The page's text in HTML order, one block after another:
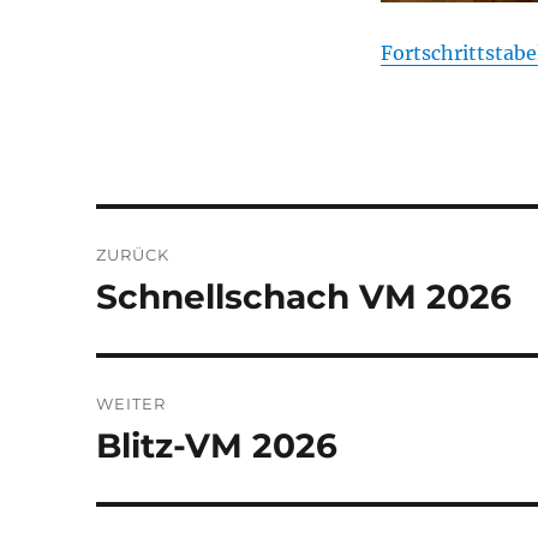
ZURÜCK
Vorheriger
Schnellschach VM 2026
WEITER
Nächster
Blitz-VM 2026